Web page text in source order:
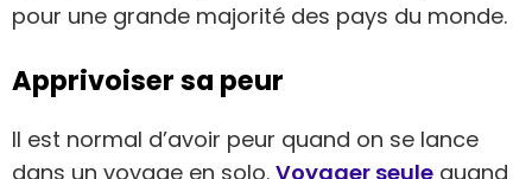
pour une grande majorité des pays du monde.
Apprivoiser sa peur
Il est normal d’avoir peur quand on se lance
dans un voyage en solo. Voyager seule quand